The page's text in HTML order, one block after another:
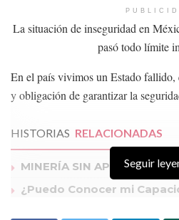
La situación de inseguridad en
pasó todo límite
En el país vivimos un Estado
y obligación de garantizar la
HISTORIAS RELACIONADAS
MINERÍA SIN APOYO
¿Puedo Conocer mi
Seguir